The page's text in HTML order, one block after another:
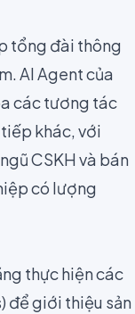
tổng đài thông
AI Agent của
các tương tác
khác, với
CSKH và bán
có lượng
thực hiện các
để giới thiệu sản